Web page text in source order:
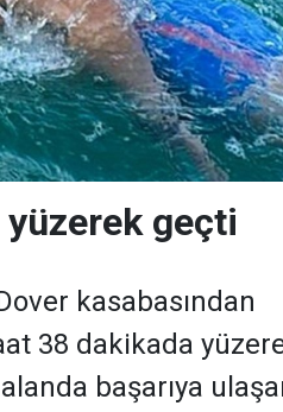
yüzerek geçti
kasabasından
38 dakikada
başarıya